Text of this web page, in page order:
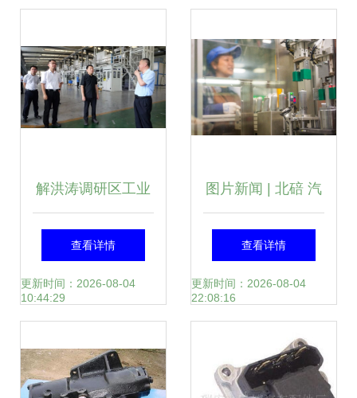
解洪涛调研区工业
项目建设指挥部及
汽车内饰件产业发
查看详情
更新时间：2026-08-04
10:44:29
图片新闻 | 北碚 汽
配工厂生产忙，汽
车配件供应喜迎开
查看详情
更新时间：2026-08-04
22:08:16